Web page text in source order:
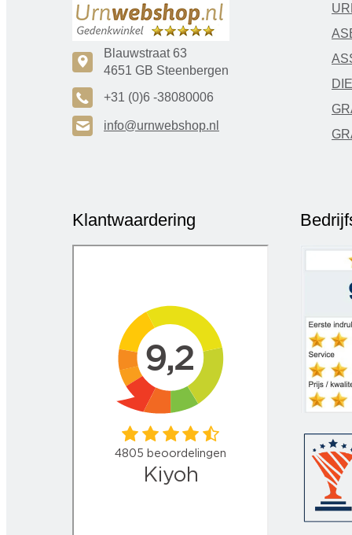
c
Blauwstraat 63
4651 GB Steenbergen
A +31 (0)6 -38080006
H info@urnwebshop.nl
Klantwaardering